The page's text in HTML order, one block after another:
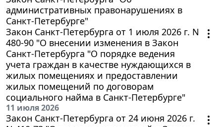
административных правонарушениях в
Санкт-Петербурге"
Закон Санкт-Петербурга от 1 июля 2026 г. N
480-90 "О внесении изменения в Закон
Санкт-Петербурга "О порядке ведения
учета граждан в качестве нуждающихся в
жилых помещениях и предоставлении
жилых помещений по договорам
социального найма в Санкт-Петербурге"
11 июля 2026
Закон Санкт-Петербурга от 24 июня 2026 г.